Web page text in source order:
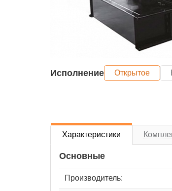
Исполнение Открытое
Характеристики
Основные
Производитель: